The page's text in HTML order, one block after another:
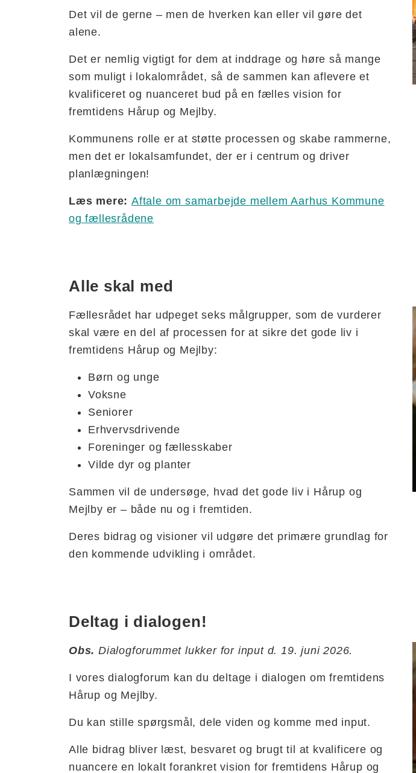
Det vil de gerne – men de hverken kan eller vil gøre det
alene.
Det er nemlig vigtigt for dem at inddrage og høre så mange
som muligt i lokalområdet, så de sammen kan aflevere et
kvalificeret og nuanceret bud på en fælles vision for
fremtidens Hårup og Mejlby.
Kommunens rolle er at støtte processen og skabe rammerne,
men det er lokalsamfundet, der er i centrum og driver
planlægningen!
Læs mere: Aftale om samarbejde mellem Aarhus Kommune
og fællesrådene
Alle skal med
Fællesrådet har udpeget seks målgrupper, som de vurderer
skal være en del af processen for at sikre det gode liv i
fremtidens Hårup og Mejlby:
Børn og unge
Voksne
Seniorer
Erhvervsdrivende
Foreninger og fællesskaber
Vilde dyr og planter
Sammen vil de undersøge, hvad det gode liv i Hårup og
Mejlby er – både nu og i fremtiden.
Deres bidrag og visioner vil udgøre det primære grundlag for
den kommende udvikling i området.
Deltag i dialogen!
Obs. Dialogforummet lukker for input d. 19. juni 2026.
I vores dialogforum kan du deltage i dialogen om fremtidens
Hårup og Mejlby.
Du kan stille spørgsmål, dele viden og komme med input.
Alle bidrag bliver læst, besvaret og brugt til at kvalificere og
nuancere en lokalt forankret vision for fremtidens Hårup og